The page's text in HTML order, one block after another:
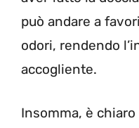
può andare a
odori, rendendo
accogliente.
Insomma, è